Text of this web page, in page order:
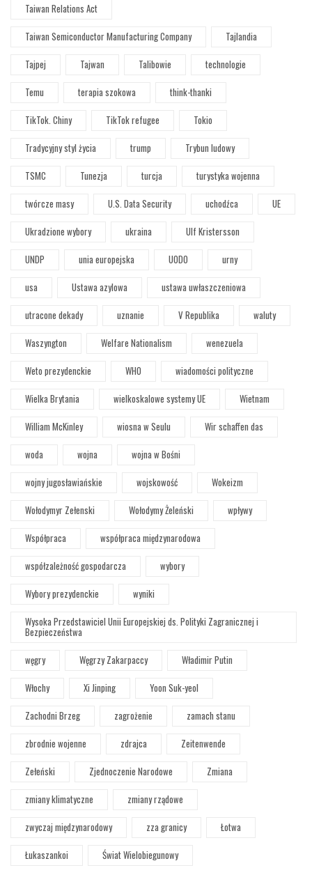
Taiwan Relations Act
Taiwan Semiconductor Manufacturing Company
Tajlandia
Tajpej
Tajwan Talibowie
technologie
Temu
terapia szokowa
think-thanki
TikTok. Chiny
TikTok refugee
Tokio
Tradycyjny styl życia
trump
Trybun ludowy
TSMC
Tunezja turcja
turystyka wojenna
twórcze masy
U.S. Data Security uchodźca
UE
Ukradzione wybory
ukraina
Ulf Kristersson
UNDP
unia europejska UODO
urny
usa
Ustawa azylowa
ustawa uwłaszczeniowa
utracone dekady
uznanie V Republika
waluty
Waszyngton
Welfare Nationalism
wenezuela
Weto prezydenckie
WHO
wiadomości polityczne
Wielka Brytania
wielkoskalowe systemy UE
Wietnam
William McKinley
wiosna w Seulu
Wir schaffen das
woda
wojna
wojna w Bośni
wojny jugosławiańskie
wojskowość
Wokeizm
Wołodymyr Zełenski
Wołodymy Żeleński
wpływy
Współpraca
współpraca międzynarodowa
współzależność gospodarcza
wybory
Wybory prezydenckie
wyniki
Wysoka Przedstawiciel Unii Europejskiej ds. Polityki Zagranicznej i
Bezpieczeństwa
węgry
Węgrzy Zakarpaccy
Władimir Putin
Włochy
Xi Jinping
Yoon Suk-yeol
Zachodni Brzeg
zagrożenie
zamach stanu
zbrodnie wojenne
zdrajca
Zeitenwende
Zełeński
Zjednoczenie Narodowe
Zmiana
zmiany klimatyczne
zmiany rządowe
zwyczaj międzynarodowy
zza granicy
Łotwa
Łukaszankoi
Świat Wielobiegunowy